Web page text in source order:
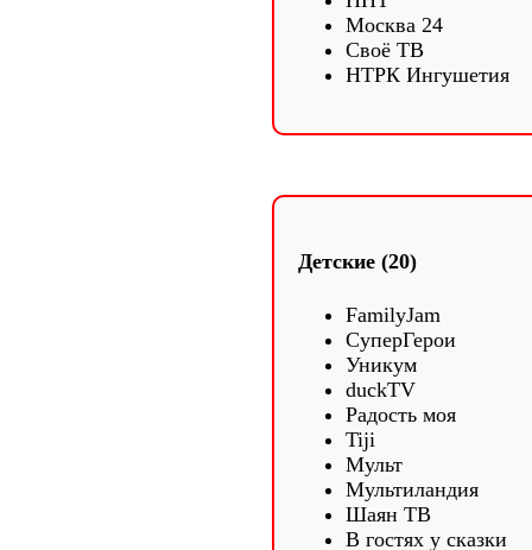
Москва 24
Своё ТВ
НТРК Ингушетия
Детские (20)
FamilyJam
СуперГерои
Уникум
duckTV
Радость моя
Tiji
Мульт
Мультиландия
Шаян ТВ
В гостях у сказки